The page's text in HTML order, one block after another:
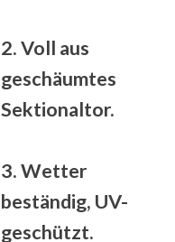
2. Voll aus
geschäumtes
Sektionaltor.
3.Wetter
beständig, UV-
geschützt.